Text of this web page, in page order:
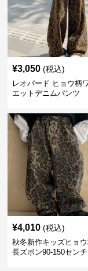
¥3,050 (税込)
レオパード ヒョウ柄
エットデニムパンツ
¥4,010 (税込)
秋冬新作キッズヒョ
長ズボン90-150センチ